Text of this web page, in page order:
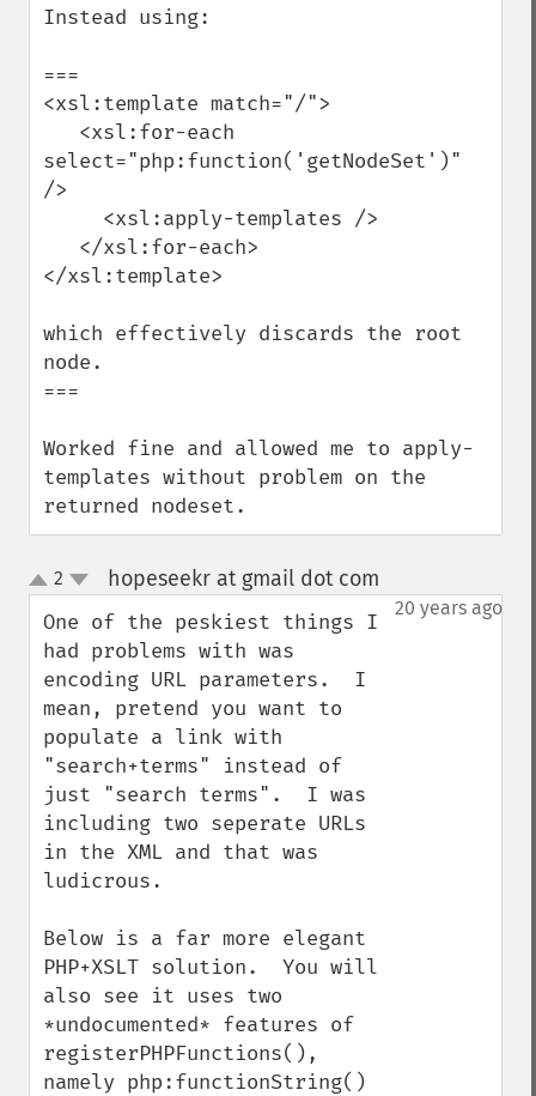
Instead using:
===
<xsl:template match="/">
select="php:function('getNodeSet')"
/>
</xsl:template>
which effectively discards the root
node.
===
Worked fine and allowed me to apply-
templates without problem on the
returned nodeset.
up
down
2 hopeseekr at gmail dot com
20 years ago
One of the peskiest things I
had problems with was
encoding URL parameters.  I
mean, pretend you want to
populate a link with
"search+terms" instead of
just "search terms".  I was
including two seperate URLs
in the XML and that was
ludicrous.
Below is a far more elegant
PHP+XSLT solution.  You will
also see it uses two
*undocumented* features of
registerPHPFunctions(),
namely php:functionString()